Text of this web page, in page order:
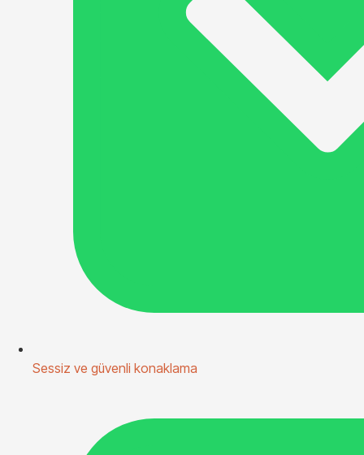
Sessiz ve güvenli konaklama